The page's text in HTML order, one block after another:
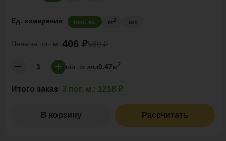
Ед. измерения пог. м. м2 шт
Цена за пог. м.:406 ₽
пог. м. или0.47м2
Итого заказ 3 пог. м.: 1218 ₽
В корзину Рассчитать